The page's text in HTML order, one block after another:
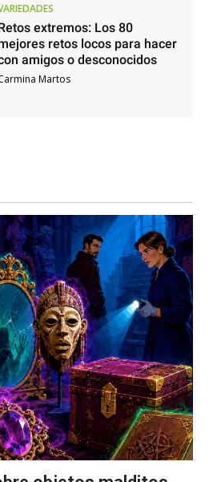
extremos: Los 80
retos locos para hacer
amigos o desconocidos
Martos